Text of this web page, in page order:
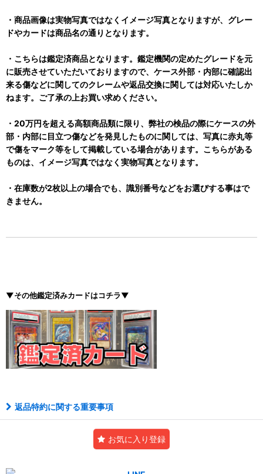
・商品画像は実物写真ではなくイメージ写真となりますが、グレー
ドやカードは商品名の通りとなります。
・こちらは鑑定済商品となります。鑑定機関の定めたグレードを元
に販売させていただいておりますので、ケース外部・内部に確認出
来る傷などに関してのクレームや返品交換に関しては対応いたしか
ねます。ご了承の上お買い求めください。
・20万円を超える高額商品類に限り、弊社の検品の際にケースの外
部・内部に目立つ傷などを発見したものに関しては、写真に赤丸等
で傷をマーク等をして掲載している場合があります。こちらがある
ものは、イメージ写真ではなく実物写真となります。
・在庫数が2枚以上の場合でも、識別番号などをお選びする事はで
きません。
▼その他鑑定済みカードはコチラ▼
返品特約に関する重要事項
お気に入り登録